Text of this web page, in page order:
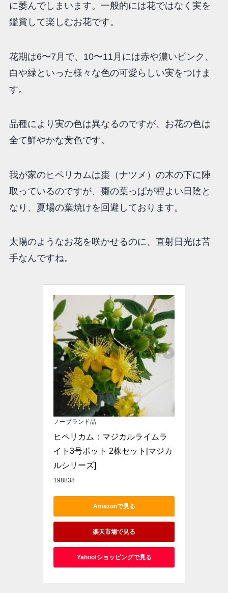
に萎んでしまいます。一般的には花ではなく実を
鑑賞して楽しむお花です。
花期は6〜7月で、10〜11月には赤や濃いピンク、
白や緑といった様々な色の可愛らしい実をつけま
す。
品種により実の色は異なるのですが、お花の色は
全て鮮やかな黄色です。
我が家のヒペリカムは棗（ナツメ）の木の下に陣
取っているのですが、棗の葉っぱが程よい日陰と
なり、夏場の葉焼けを回避しております。
太陽のようなお花を咲かせるのに、直射日光は苦
手なんですね。
ノーブランド品
ヒペリカム：マジカルライムラ
イト3号ポット 2株セット[マジカ
ルシリーズ]
198838
Amazonで見る
楽天市場で見る
Yahoo!ショッピングで見る